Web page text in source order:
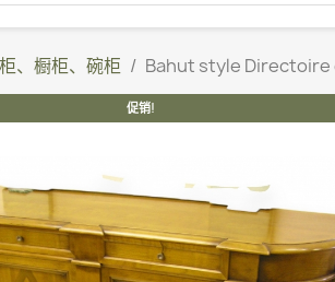
、橱柜、碗柜 Bahut style
促销!